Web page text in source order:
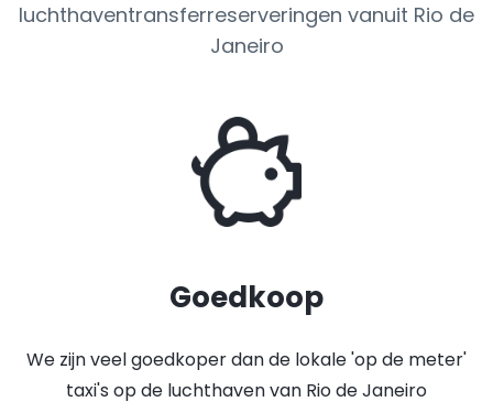
luchthaventransferreserveringen vanuit Rio de
Janeiro
Goedkoop
We zijn veel goedkoper dan de lokale 'op de meter'
taxi's op de luchthaven van Rio de Janeiro